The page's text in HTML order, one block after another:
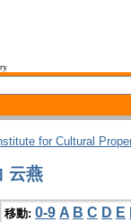
for Cultural
云燕
移動: 0-9 A B C D E